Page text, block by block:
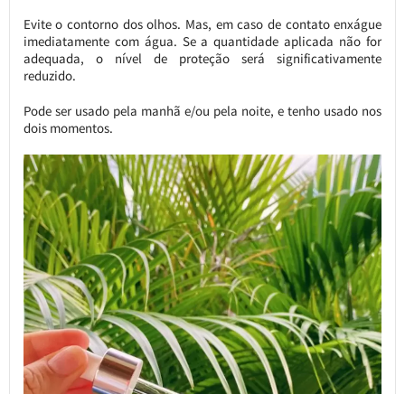
Evite o contorno dos olhos. Mas, em caso de contato enxágue
imediatamente com água. Se a quantidade aplicada não for
adequada, o nível de proteção será significativamente
reduzido.
Pode ser usado pela manhã e/ou pela noite, e tenho usado nos
dois momentos.